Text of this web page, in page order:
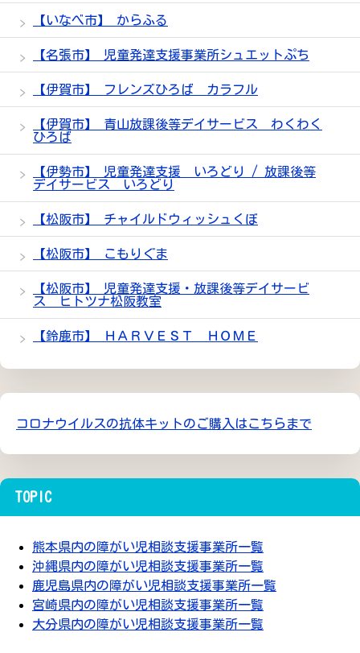
【いなべ市】 からふる
【名張市】 児童発達支援事業所シュエットぷち
【伊賀市】 フレンズひろば カラフル
【伊賀市】 青山放課後等デイサービス わくわく
ひろば
【伊勢市】 児童発達支援 いろどり / 放課後等
デイサービス いろどり
【松阪市】 チャイルドウィッシュくぼ
【松阪市】 こもりぐま
【松阪市】 児童発達支援・放課後等デイサービ
ス ヒトツナ松阪教室
【鈴鹿市】 ＨＡＲＶＥＳＴ ＨＯＭＥ
コロナウイルスの抗体キットのご購入はこちらまで
TOPIC
熊本県内の障がい児相談支援事業所一覧
沖縄県内の障がい児相談支援事業所一覧
鹿児島県内の障がい児相談支援事業所一覧
宮崎県内の障がい児相談支援事業所一覧
大分県内の障がい児相談支援事業所一覧